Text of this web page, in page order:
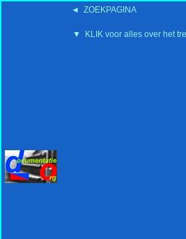
◄ ZOEKPAGINA
▼ KLIK voor alles over het
'15:19 19-2-2008